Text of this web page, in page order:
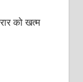
को खत्म